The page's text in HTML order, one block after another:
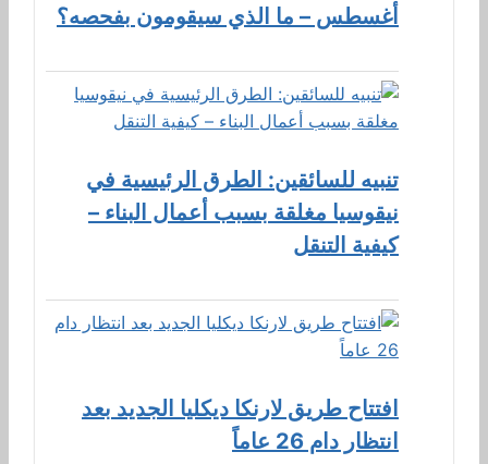
أغسطس – ما الذي سيقومون بفحصه؟
تنبيه للسائقين: الطرق الرئيسية في
نيقوسيا مغلقة بسبب أعمال البناء –
كيفية التنقل
افتتاح طريق لارنكا ديكليا الجديد بعد
انتظار دام 26 عاماً